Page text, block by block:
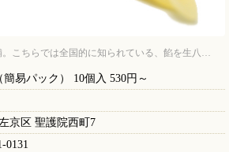
こちらでは全国的に知られている、餡を生八…
簡易パック） 10個入 530円～
京区 聖護院西町7
0131